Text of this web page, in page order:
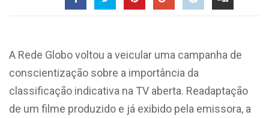
A Rede Globo voltou a veicular uma campanha de
conscientização sobre a importância da
classificação indicativa na TV aberta. Readaptação
de um filme produzido e já exibido pela emissora, a